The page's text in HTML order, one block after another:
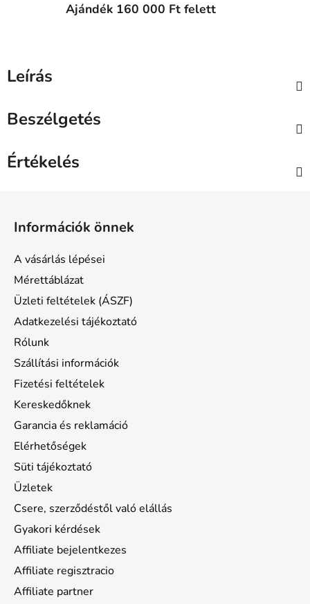
Ajándék 160 000 Ft felett
Leírás
Beszélgetés
Értékelés
Információk önnek
A vásárlás lépései
Mérettáblázat
Üzleti feltételek (ÁSZF)
Adatkezelési tájékoztató
Rólunk
Szállítási információk
Fizetési feltételek
Kereskedőknek
Garancia és reklamáció
Elérhetőségek
Süti tájékoztató
Üzletek
Csere, szerződéstől való elállás
Gyakori kérdések
Affiliate bejelentkezes
Affiliate regisztracio
Affiliate partner